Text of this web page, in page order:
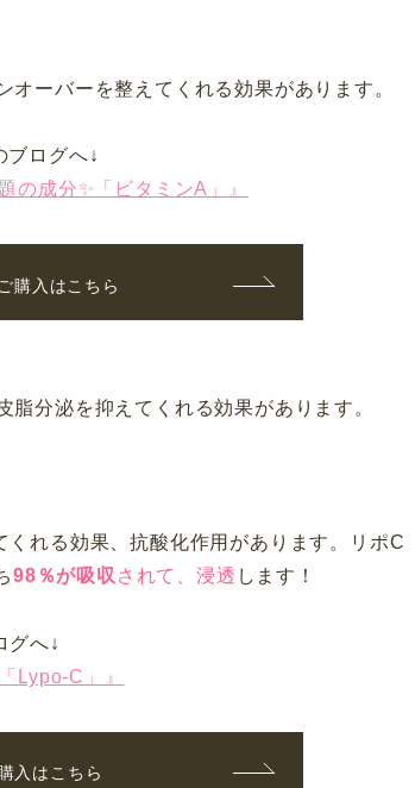
ーバーを整えてくれる効果があります。
ブログへ↓
の成分✨「ビタミンA」』
購入はこちら
分泌を抑えてくれる効果があります。
れる効果、抗酸化作用があります。リポC
98％が吸収 されて、浸透 します！
グへ↓
Lypo-C 」』
入はこちら